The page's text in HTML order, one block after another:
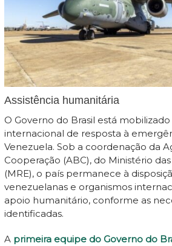
Assistência humanitária
O Governo do Brasil está
internacional de resposta à
Venezuela. Sob a coordenação da
Cooperação (ABC), do Ministério
(MRE), o país permanece à
venezuelanas e organismos
apoio humanitário, conforme as
identificadas.
A primeira equipe do Governo do